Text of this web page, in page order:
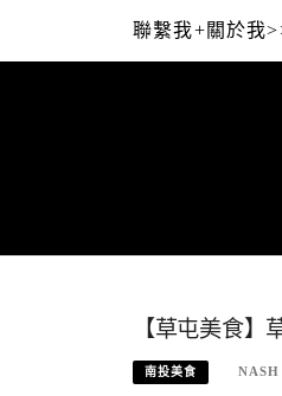
content
聯繫我+關於我
【草屯美食】
南投美食 NASH